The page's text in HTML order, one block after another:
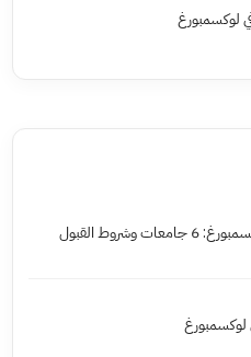
لوكسمبورغ
القبول